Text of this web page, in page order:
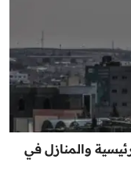
والمنازل في